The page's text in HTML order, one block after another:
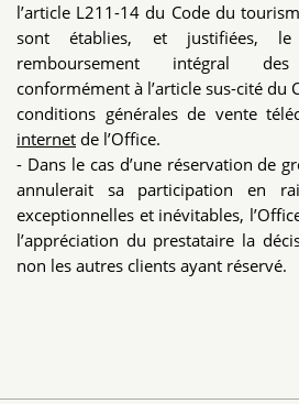
l’article L211-14 du Code du
sont établies, et justifiées,
remboursement intégral
conformément à l’article sus-cité du
conditions générales de vente
internetde l’Office.
- Dans le cas d’une réservation de
annulerait sa participation en
exceptionnelles et inévitables,
l’appréciation du prestataire la
non les autres clients ayant réservé.